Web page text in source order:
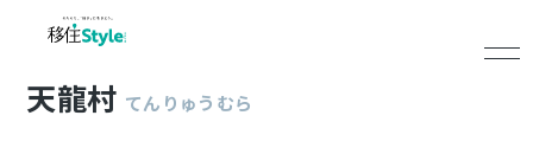
天龍村 てんりゅうむら